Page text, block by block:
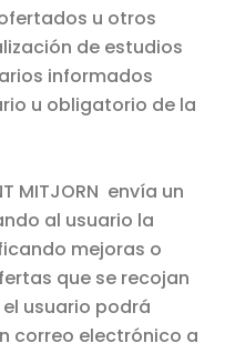
u otros
de estudios
informados
u obligatorio de la
MITJORN envía un
al usuario la
mejoras o
que se recojan
usuario podrá
correo electrónico a